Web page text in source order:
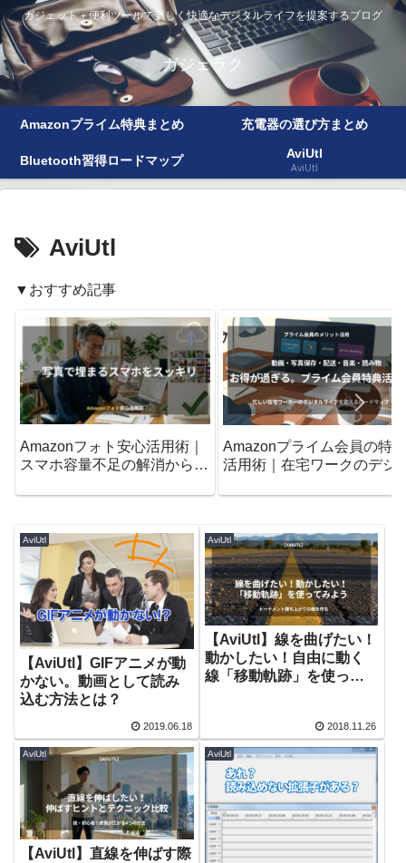
ガジェット＋便利ツールで楽しく快適なデジタルライフを提案するブログ
ガジェラク
Amazonプライム特典まとめ 充電器の選び方まとめ
Bluetooth習得ロードマップ AviUtl
AviUtl
AviUtl
▼おすすめ記事
Amazonフォト安心活用術｜
スマホ容量不足の解消から削
Amazonプライム会員の特典
活用術｜在宅ワークのデジ
プ
AviUtl
【AviUtl】GIFアニメが動
かない。動画として読み
込む方法とは？
2019.06.18
AviUtl
【AviUtl】線を曲げたい！
動かしたい！自由に動く
線「移動軌跡」を使って
2018.11.26
AviUtl
【AviUtl】直線を伸ばす際
AviUtl